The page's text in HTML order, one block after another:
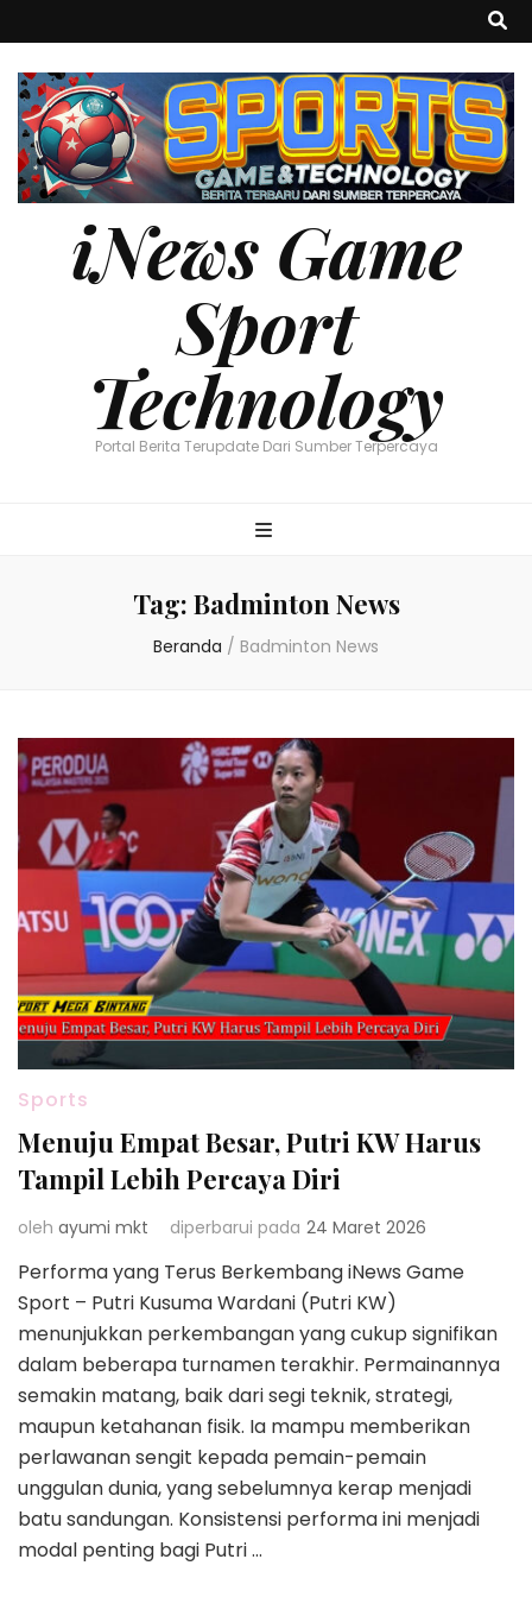
iNews Game
Sport
Technology
Portal Berita Terupdate Dari Sumber Terpercaya
Tag: Badminton News
Beranda / Badminton News
Sports
Menuju Empat Besar, Putri KW Harus
Tampil Lebih Percaya Diri
oleh ayumi mkt diperbarui pada 24 Maret 2026
Performa yang Terus Berkembang iNews Game
Sport – Putri Kusuma Wardani (Putri KW)
menunjukkan perkembangan yang cukup signifikan
dalam beberapa turnamen terakhir. Permainannya
semakin matang, baik dari segi teknik, strategi,
maupun ketahanan fisik. Ia mampu memberikan
perlawanan sengit kepada pemain-pemain
unggulan dunia, yang sebelumnya kerap menjadi
batu sandungan. Konsistensi performa ini menjadi
modal penting bagi Putri …